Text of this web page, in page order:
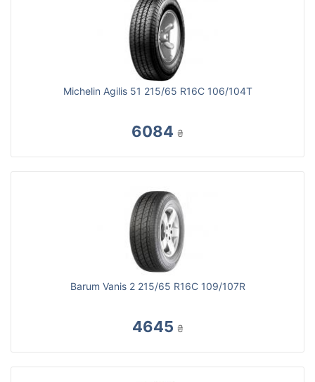
Michelin Agilis 51 215/65 R16С 106/104T
6084 ₴
Barum Vanis 2 215/65 R16C 109/107R
4645 ₴